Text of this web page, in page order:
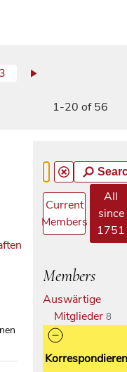
3
1-20 of 56
Current
Members
All
since
1751
Members
Auswärtige
Mitglieder 8